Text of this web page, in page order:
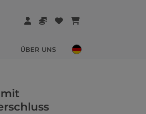
ÜBER UNS